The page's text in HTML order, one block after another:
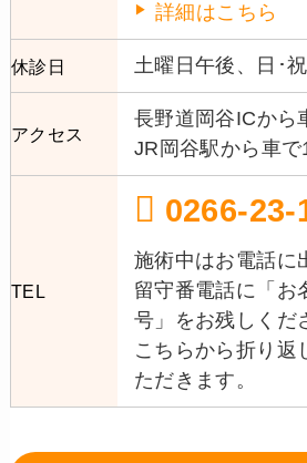
詳細はこちら
休診日 土曜日午後、日･祝
アクセス
長野道岡谷ICから
JR岡谷駅から車で
TEL
0266-23-
施術中はお電話に
留守番電話に「お
号」をお残しくだ
こちらから折り返
ただきます。